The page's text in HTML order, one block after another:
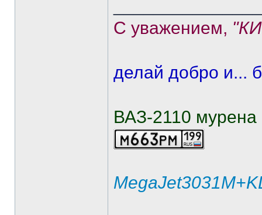
С уважением,
делай добро и...
ВАЗ-2110 мурена